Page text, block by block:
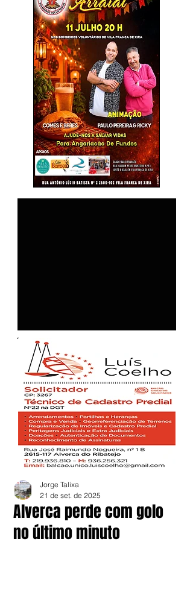
Alverca perde com golo
no último minuto
Jorge Talixa
21 de set. de 2025